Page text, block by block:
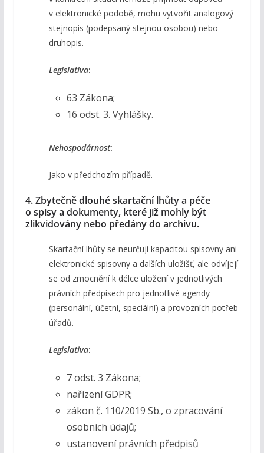
v elektronické podobě, mohu vytvořit analogový
stejnopis (podepsaný stejnou osobou) nebo
druhopis.
Legislativa:
63 Zákona;
16 odst. 3. Vyhlášky.
Nehospodárnost:
Jako v předchozím případě.
4. Zbytečně dlouhé skartační lhůty a péče
o spisy a dokumenty, které již mohly být
zlikvidovány nebo předány do archivu.
Skartační lhůty se neurčují kapacitou spisovny ani
elektronické spisovny a dalších uložišť, ale odvíjejí
se od zmocnění k délce uložení v jednotlivých
právních předpisech pro jednotlivé agendy
(personální, účetní, speciální) a provozních potřeb
úřadů.
Legislativa:
7 odst. 3 Zákona;
nařízení GDPR;
zákon č. 110/2019 Sb., o zpracování
osobních údajů;
ustanovení právních předpisů